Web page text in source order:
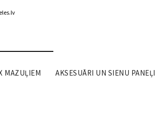
MAZUĻIEM AKSESUĀRI UN SIENU PANEĻI